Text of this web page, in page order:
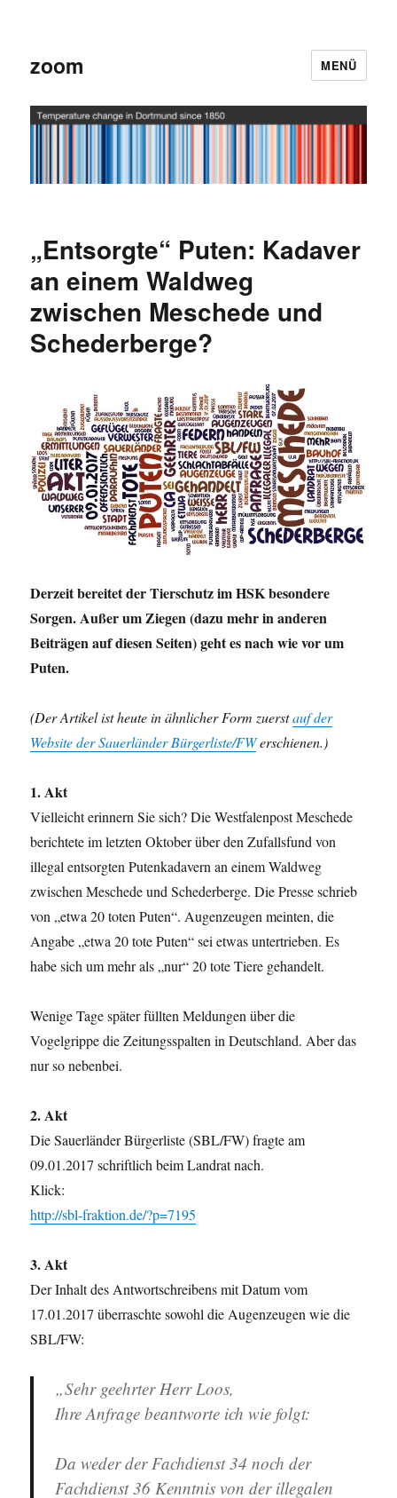
zoom MENÜ
„Entsorgte“ Puten: Kadaver
an einem Waldweg
zwischen Meschede und
Schederberge?
Derzeit bereitet der Tierschutz im HSK besondere
Sorgen. Außer um Ziegen (dazu mehr in anderen
Beiträgen auf diesen Seiten) geht es nach wie vor um
Puten.
(Der Artikel ist heute in ähnlicher Form zuerstauf der
Website der Sauerländer Bürgerliste/FWerschienen.)
1. Akt
Vielleicht erinnern Sie sich? Die Westfalenpost Meschede
berichtete im letzten Oktober über den Zufallsfund von
illegal entsorgten Putenkadavern an einem Waldweg
zwischen Meschede und Schederberge. Die Presse schrieb
von „etwa 20 toten Puten“. Augenzeugen meinten, die
Angabe „etwa 20 tote Puten“ sei etwas untertrieben. Es
habe sich um mehr als „nur“ 20 tote Tiere gehandelt.
Wenige Tage später füllten Meldungen über die
Vogelgrippe die Zeitungsspalten in Deutschland. Aber das
nur so nebenbei.
2. Akt
Die Sauerländer Bürgerliste (SBL/FW) fragte am
09.01.2017 schriftlich beim Landrat nach.
Klick:
http://sbl-fraktion.de/?p=7195
3. Akt
Der Inhalt des Antwortschreibens mit Datum vom
17.01.2017 überraschte sowohl die Augenzeugen wie die
SBL/FW:
„Sehr geehrter Herr Loos,
Ihre Anfrage beantworte ich wie folgt:
Da weder der Fachdienst 34 noch der
Fachdienst 36 Kenntnis von der illegalen